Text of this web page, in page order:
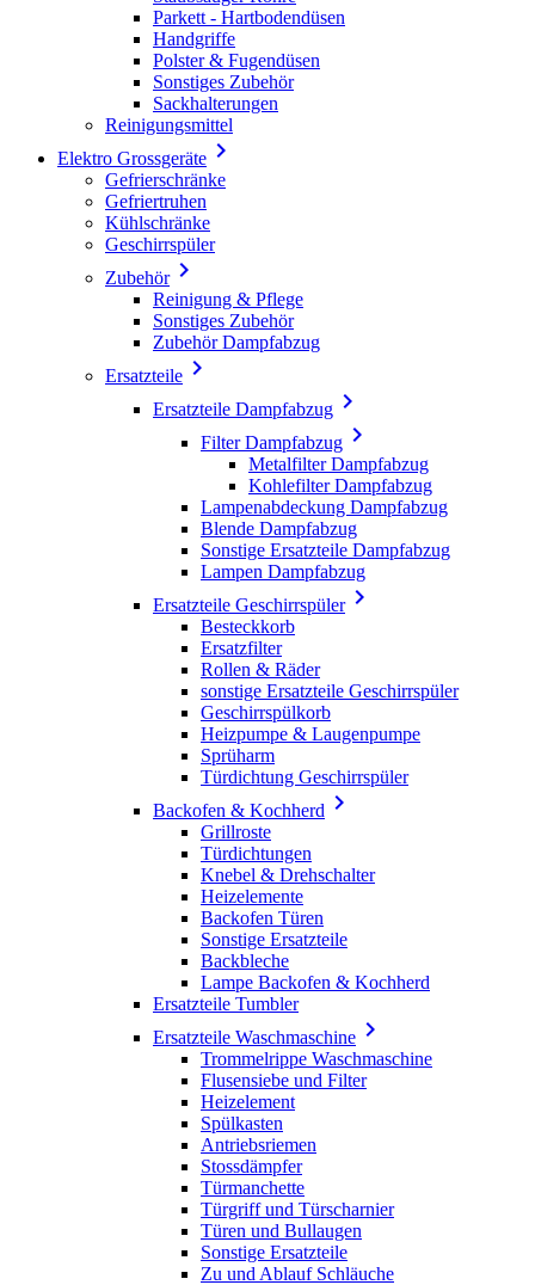
Parkett - Hartbodendüsen
Handgriffe
Polster & Fugendüsen
Sonstiges Zubehör
Sackhalterungen
Reinigungsmittel
Elektro Grossgeräte 
Gefrierschränke
Gefriertruhen
Kühlschränke
Geschirrspüler
Zubehör
Reinigung & Pflege
Sonstiges Zubehör
Zubehör Dampfabzug
Ersatzteile 
Ersatzteile Dampfabzug 
Filter Dampfabzug 
Metalfilter Dampfabzug
Kohlefilter Dampfabzug
Lampenabdeckung Dampfabzug
Blende Dampfabzug
Sonstige Ersatzteile Dampfabzug
Lampen Dampfabzug
Ersatzteile Geschirrspüler
Besteckkorb
Ersatzfilter
Rollen & Räder
sonstige Ersatzteile Geschirrspüler
Geschirrspülkorb
Heizpumpe & Laugenpumpe
Sprüharm
Türdichtung Geschirrspüler
Backofen & Kochherd 
Grillroste
Türdichtungen
Knebel & Drehschalter
Heizelemente
Backofen Türen
Sonstige Ersatzteile
Backbleche
Lampe Backofen & Kochherd
Ersatzteile Tumbler
Ersatzteile Waschmaschine 
Trommelrippe Waschmaschine
Flusensiebe und Filter
Heizelement
Spülkasten
Antriebsriemen
Stossdämpfer
Türmanchette
Türgriff und Türscharnier
Türen und Bullaugen
Sonstige Ersatzteile
Zu und Ablauf Schläuche